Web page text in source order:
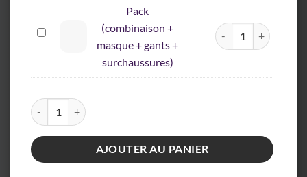
Pack
masque
gants
+
surchaussures)
Pack
(combinaison +
masque + gants +
surchaussures)
quantité de Pack
quantité de Pack "ZÉRO Punaise de lit" T5 (4 Chambres)
AJOUTER AU PANIER